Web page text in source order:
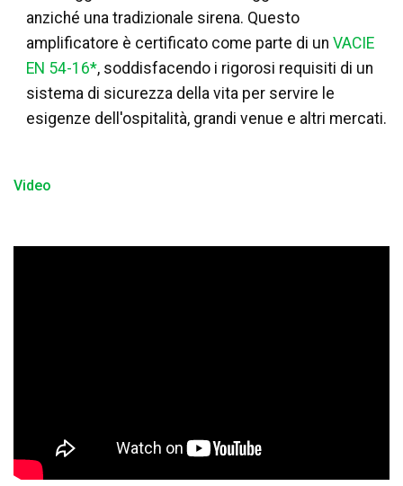
anziché una tradizionale sirena. Questo
amplificatore è certificato come parte di un VACIE
EN 54-16*, soddisfacendo i rigorosi requisiti di un
sistema di sicurezza della vita per servire le
esigenze dell'ospitalità, grandi venue e altri mercati.
Video